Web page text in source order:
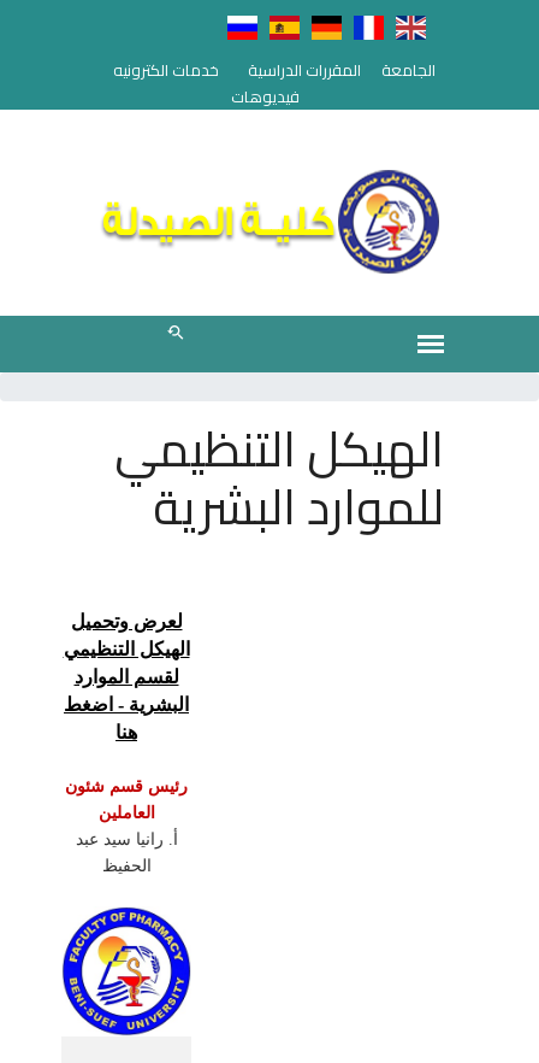
الجامعة المقررات الدراسية
خدمات الكترونيه
فيديوهات
الهيكل التنظيمي
للموارد البشرية
لعرض وتحميل
الهيكل التنظيمي
لقسم الموارد
البشرية - اضغط
هنا
رئيس قسم شئون
العاملين
أ. رانيا سيد عبد
الحفيظ